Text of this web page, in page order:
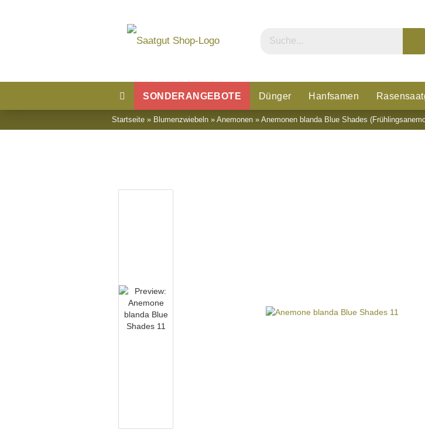
SONDERANGEBOTE Dünger Hanfsamen
Blumensaatgut Blumenwiesen Glücksklee
Startseite » Blumenzwiebeln » Anemonen » Anemonen blanda Blue Shades